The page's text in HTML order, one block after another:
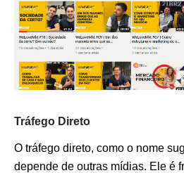
Tráfego Direto
O tráfego direto, como o nome
depende de outras mídias. Ele é